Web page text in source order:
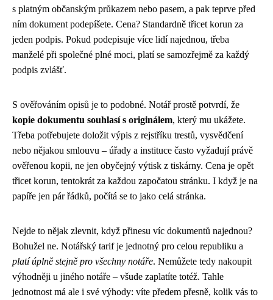
s platným občanským průkazem nebo pasem, a pak teprve před
ním dokument podepíšete. Cena? Standardně třicet korun za
jeden podpis. Pokud podepisuje více lidí najednou, třeba
manželé při společné plné moci, platí se samozřejmě za každý
podpis zvlášť.
S ověřováním opisů je to podobné. Notář prostě potvrdí, že
kopie dokumentu souhlasí s originálem, který mu ukážete.
Třeba potřebujete doložit výpis z rejstříku trestů, vysvědčení
nebo nějakou smlouvu – úřady a instituce často vyžadují právě
ověřenou kopii, ne jen obyčejný výtisk z tiskárny. Cena je opět
třicet korun, tentokrát za každou započatou stránku. I když je na
papíře jen pár řádků, počítá se to jako celá stránka.
Nejde to nějak zlevnit, když přinesu víc dokumentů najednou?
Bohužel ne. Notářský tarif je jednotný pro celou republiku a
platí úplně stejně pro všechny notáře. Nemůžete tedy nakoupit
výhodněji u jiného notáře – všude zaplatíte totéž. Tahle
jednotnost má ale i své výhody: víte předem přesně, kolik vás to